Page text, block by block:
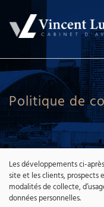
Politique de
Les développements ci-
site et les clients, prospects
modalités de collecte,
données personnelles.